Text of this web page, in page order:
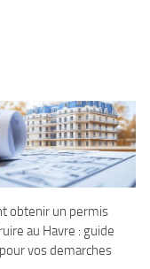
obtenir un permis
au Havre : guide
vos demarches